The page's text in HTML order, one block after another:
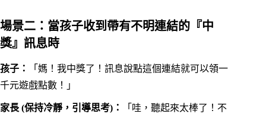
場景二：當孩子收到帶有不明連結的『中
獎』訊息時
孩子：
「媽！我中獎了！訊息說點這個連結就可以領一
千元遊戲點數！」
家長 (保持冷靜，引導思考)：
「哇，聽起來太棒了！不